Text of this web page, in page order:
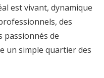
est vivant, dynamique
des
passionnés de
un simple quartier des